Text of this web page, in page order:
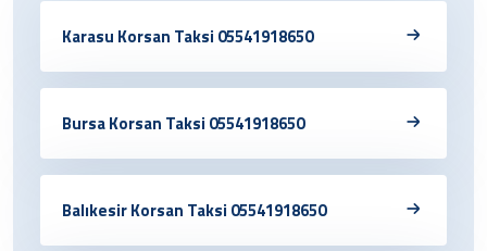
Karasu Korsan Taksi 05541918650
Bursa Korsan Taksi 05541918650
Balıkesir Korsan Taksi 05541918650